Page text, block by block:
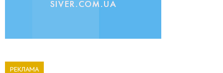
РЕКЛАМА